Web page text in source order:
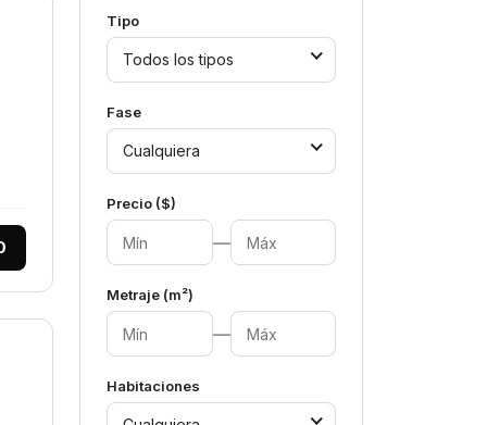
Tipo
Todos los tipos
Fase
Cualquiera
Precio ($)
—
Metraje (m²)
—
Habitaciones